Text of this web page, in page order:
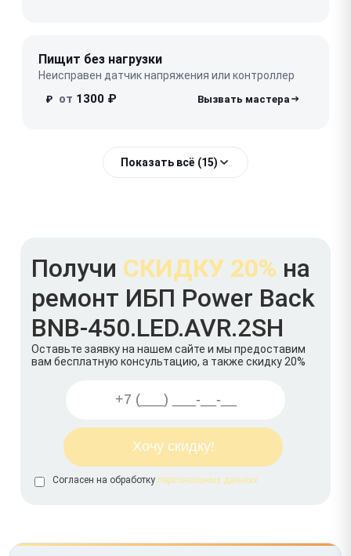
Пищит без нагрузки
Неисправен датчик напряжения или контроллер
₽ от 1300 ₽
Показать всё (15)
Получи СКИДКУ 20% на
ремонт ИБП Power Back
BNB-450.LED.AVR.2SH
Оставьте заявку на нашем сайте и мы предоставим
вам бесплатную консультацию, а также скидку 20%
Согласен на обработку персональных данных